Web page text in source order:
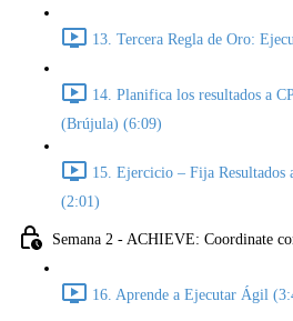
13. Tercera Regla de Oro:
14. Planifica los resultados a
(Brújula) (6:09)
15. Ejercicio – Fija Resultados
(2:01)
Semana 2 - ACHIEVE: Coordinate
16. Aprende a Ejecutar Ágil